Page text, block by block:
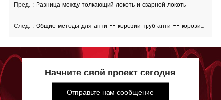
Пред. : Разница между толкающий локоть и сварной локоть
След. : Общие методы для анти -- корозии труб анти -- корозии 3ПЭ стальных
Начните свой проект сегодня
Отправьте нам сообщение